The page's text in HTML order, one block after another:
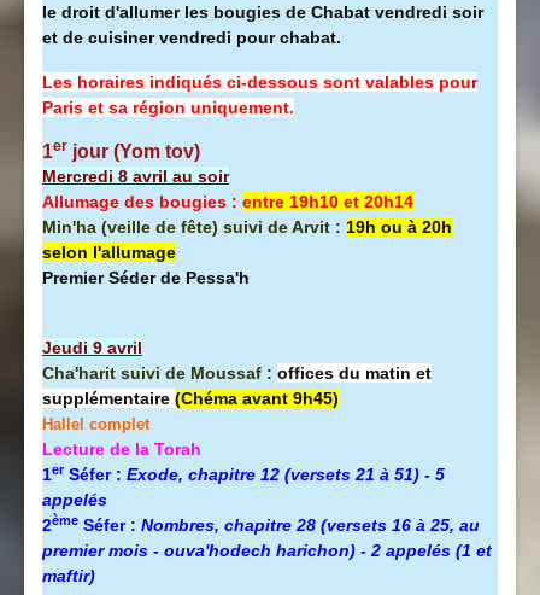
le droit d'allumer les bougies de Chabat vendredi soir
et de cuisiner vendredi pour chabat.
Les horaires indiqués ci-dessous sont valables pour
Paris et sa région uniquement.
1er jour (Yom tov)
Mercredi 8 avril au soir
Allumage des bougies : entre 19h10 et 20h14
Min'ha (veille de fête) suivi de Arvit : 19h ou à 20h
selon l'allumage
Premier Séder de Pessa'h
Jeudi 9 avril
Cha'harit suivi de Moussaf : offices du matin et
supplémentaire (Chéma avant 9h45)
Hallel complet
Lecture de la Torah
1erSéfer : Exode, chapitre 12 (versets 21 à 51) - 5
appelés
2ème Séfer : Nombres, chapitre 28 (versets 16 à 25, au
premier mois - ouva'hodech harichon) - 2 appelés (1 et
maftir)